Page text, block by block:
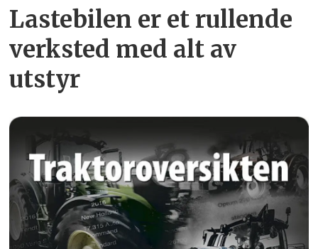
Lastebilen er et rullende
verksted med alt av
utstyr